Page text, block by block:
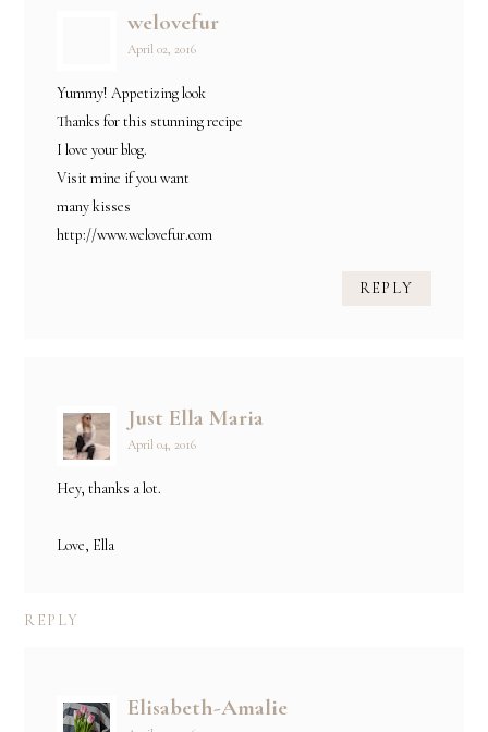
welovefur
April 02, 2016
Yummy! Appetizing look
Thanks for this stunning recipe
I love your blog.
Visit mine if you want
many kisses
http://www.welovefur.com
REPLY
Just Ella Maria
April 04, 2016
Hey, thanks a lot.
Love, Ella
REPLY
Elisabeth-Amalie